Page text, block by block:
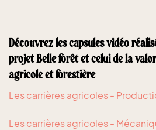
Découvrez les capsules vidéo
projet Belle forêt et celui de la
agricole et forestière
Les carrières agricoles -
Les carrières agricoles -